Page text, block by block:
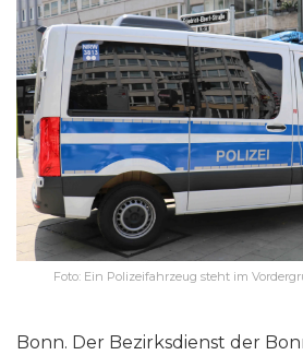
Foto: Ein Polizeifahrzeug steht im
Bonn. Der Bezirksdienst der